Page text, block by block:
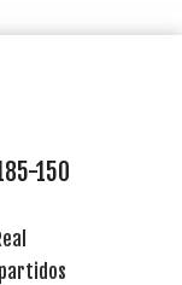
150